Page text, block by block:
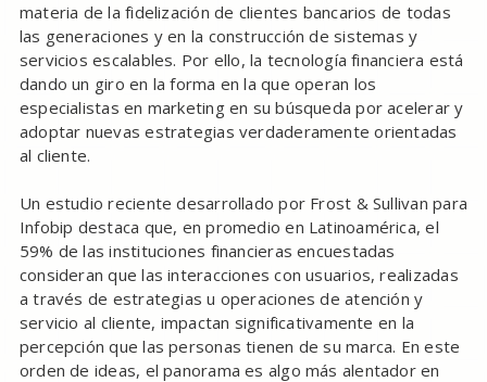
materia de la fidelización de clientes bancarios de todas
las generaciones y en la construcción de sistemas y
servicios escalables. Por ello, la tecnología financiera está
dando un giro en la forma en la que operan los
especialistas en marketing en su búsqueda por acelerar y
adoptar nuevas estrategias verdaderamente orientadas
al cliente.
Un estudio reciente desarrollado por Frost & Sullivan para
Infobip destaca que, en promedio en Latinoamérica, el
59% de las instituciones financieras encuestadas
consideran que las interacciones con usuarios, realizadas
a través de estrategias u operaciones de atención y
servicio al cliente, impactan significativamente en la
percepción que las personas tienen de su marca. En este
orden de ideas, el panorama es algo más alentador en